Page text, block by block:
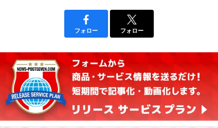
フォロー フォロー